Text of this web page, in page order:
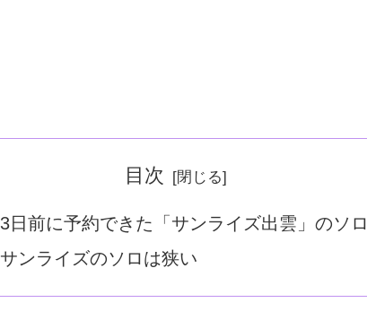
目次
3日前に予約できた「サンライズ出雲」のソロ
サンライズのソロは狭い